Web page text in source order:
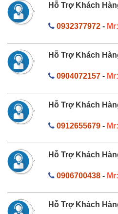
Hỗ Trợ Khách
0932377972-
Hỗ Trợ Khách
0904072157-
Hỗ Trợ Khách
0912655679-
Hỗ Trợ Khách
0906700438-
Hỗ Trợ Khách